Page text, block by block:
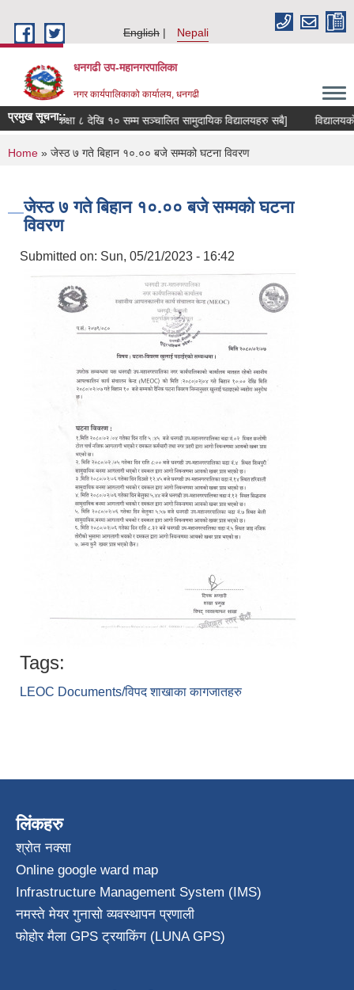
English
Nepali
धनगढी उप-महानगरपालिका
नगर कार्यपालिकाको कार्यालय, धनगढी
प्रमुख सूचना::
। [श्री कक्षा ८ देखि १० सम्म सञ्चालित सामुदायिक विद्यालयहरु सबै]
You are here
Home » जेस्ठ ७ गते बिहान १०.०० बजे सम्मको घटना विवरण
जेस्ठ ७ गते बिहान १०.०० बजे सम्मको घटना
विवरण
Submitted on: Sun, 05/21/2023 - 16:42
Tags:
LEOC Documents/विपद शाखाका कागजातहरु
लिंकहरु
श्रोत नक्सा
Online google ward map
Infrastructure Management System (IMS)
नमस्ते मेयर गुनासो व्यवस्थापन प्रणाली
फोहोर मैला GPS ट्रयाकिंग (LUNA GPS)